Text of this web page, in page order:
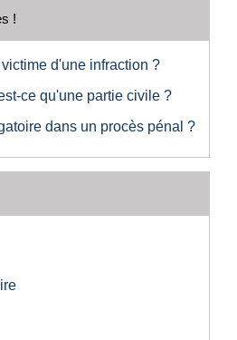
!
d'une infraction ?
ce qu'une partie civile ?
dans un procès pénal ?